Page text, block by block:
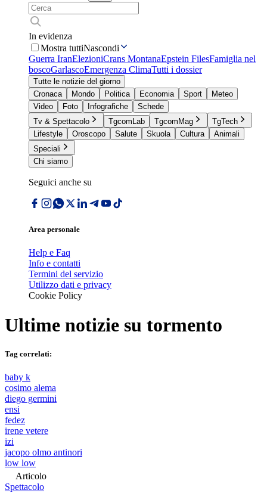
In evidenza
Mostra tuttiNascondi
Guerra IranElezioniCrans MontanaEpstein FilesFamiglia nel
boscoGarlascoEmergenza ClimaTutti i dossier
Tutte le notizie del giorno
Cronaca
Mondo Politica Economia Sport
Meteo
Video
Foto Infografiche
Schede
Tv & Spettacolo
TgcomLab TgcomMag
TgTech
Lifestyle
Oroscopo Salute Skuola Cultura
Animali
Speciali
Chi siamo
Seguici anche su
Area personale
Help e Faq
Info e contatti
Termini del servizio
Utilizzo dati e privacy
Cookie Policy
Ultime notizie su tormento
Tag correlati:
baby k
cosimo alema
diego germini
ensi
fedez
irene vetere
izi
jacopo olmo antinori
low low
Articolo
Spettacolo